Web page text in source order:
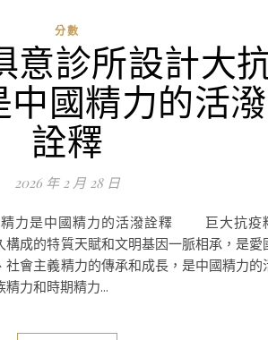
分數
意診所設計大
中國精力的活潑
詮釋
2026 年 2 月 28 日
力是中國精力的活潑詮釋 巨大抗疫
構成的特質天賦和文明基因一脈相承，是愛
社會主義精力的傳承和成長，是中國精力的
力和時期精力...